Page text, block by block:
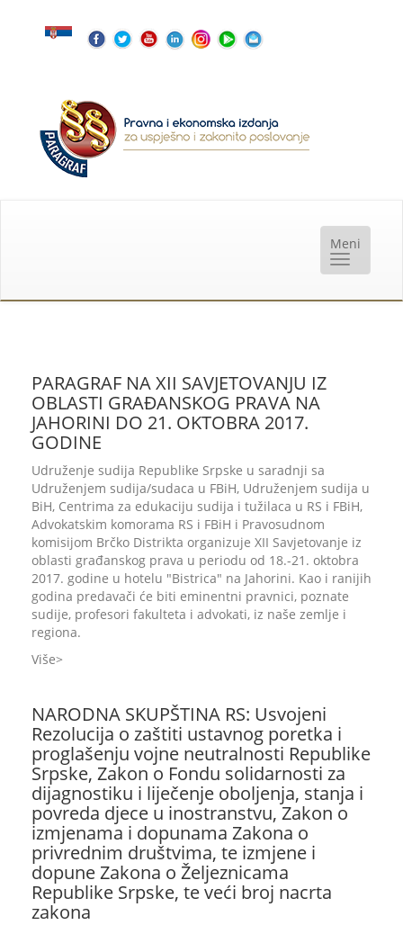
PARAGRAF NA XII SAVJETOVANJU IZ
OBLASTI GRAĐANSKOG PRAVA NA
JAHORINI DO 21. OKTOBRA 2017.
GODINE
Udruženje sudija Republike Srpske u saradnji sa
Udruženjem sudija/sudaca u FBiH, Udruženjem sudija u
BiH, Centrima za edukaciju sudija i tužilaca u RS i FBiH,
Advokatskim komorama RS i FBiH i Pravosudnom
komisijom Brčko Distrikta organizuje XII Savjetovanje iz
oblasti građanskog prava u periodu od 18.-21. oktobra
2017. godine u hotelu "Bistrica" na Jahorini. Kao i ranijih
godina predavači će biti eminentni pravnici, poznate
sudije, profesori fakulteta i advokati, iz naše zemlje i
regiona.
Više
NARODNA SKUPŠTINA RS: Usvojeni
Rezolucija o zaštiti ustavnog poretka i
proglašenju vojne neutralnosti Republike
Srpske, Zakon o Fondu solidarnosti za
dijagnostiku i liječenje oboljenja, stanja i
povreda djece u inostranstvu, Zakon o
izmjenama i dopunama Zakona o
privrednim društvima, te izmjene i
dopune Zakona o Željeznicama
Republike Srpske, te veći broj nacrta
zakona